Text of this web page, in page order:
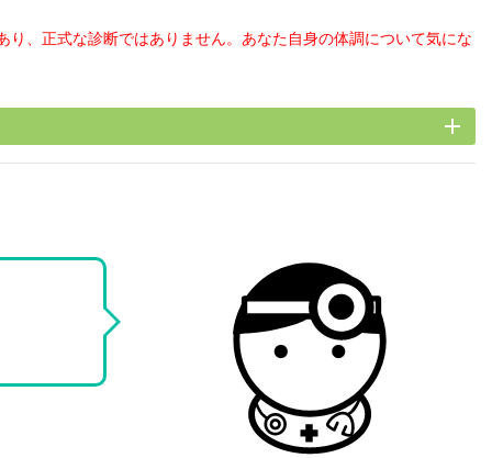
、正式な診断ではありません。あなた自身の体調について気にな
add